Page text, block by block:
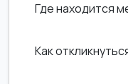
Где находится
Как